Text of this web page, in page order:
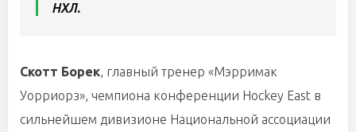
НХЛ.
Скотт Борек, главный тренер «Мэрримак
Уорриорз», чемпиона конференции Hockey East в
сильнейшем дивизионе Национальной ассоциации